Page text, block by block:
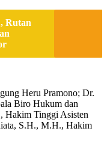
Rutan
Heru Pramono; Dr.
Biro Hukum dan
Tinggi Asisten
S.H., M.H., Hakim